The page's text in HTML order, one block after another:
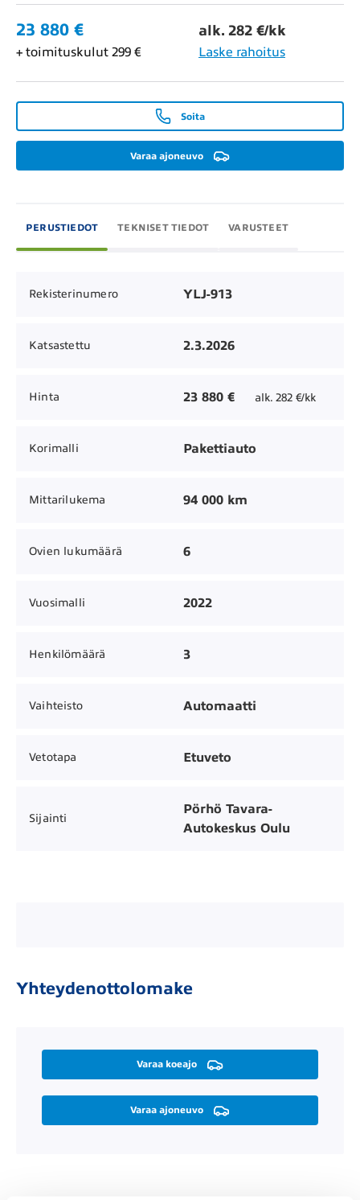
23 880 € alk. 282 €/kk
+ toimituskulut 299 € Laske rahoitus
Soita
Varaa ajoneuvo
PERUSTIEDOT TEKNISET TIEDOT VARUSTEET
Rekisterinumero YLJ-913
Katsastettu 2.3.2026
Hinta 23 880 € alk. 282 €/kk
Korimalli Pakettiauto
Mittarilukema 94 000 km
Ovien lukumäärä 6
Vuosimalli 2022
Henkilömäärä 3
Vaihteisto Automaatti
Vetotapa Etuveto
Sijainti
Pörhö Tavara-
Autokeskus Oulu
Yhteydenottolomake
Varaa koeajo
Varaa ajoneuvo